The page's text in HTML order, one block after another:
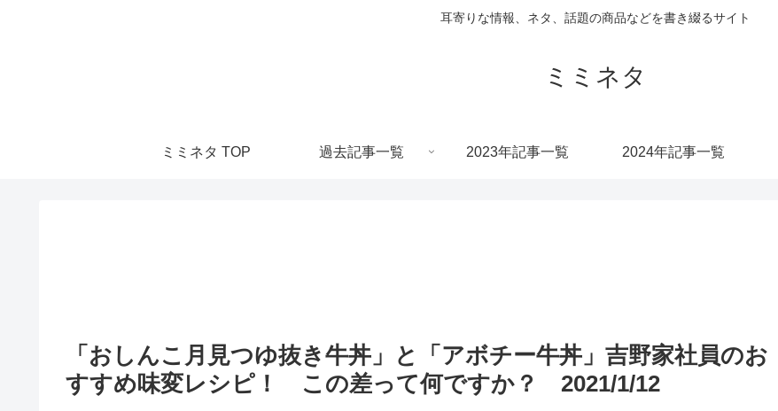
耳寄りな情報、ネタ、話題の商品などを書き綴るサイト
ミミネタ
ミミネタ TOP 過去記事一覧 2023年記事一覧 2024年記事一覧
「おしんこ月見つゆ抜き牛丼」と「アボチー牛丼」吉野家社員のお
すすめ味変レシピ！ この差って何ですか？ 2021/1/12